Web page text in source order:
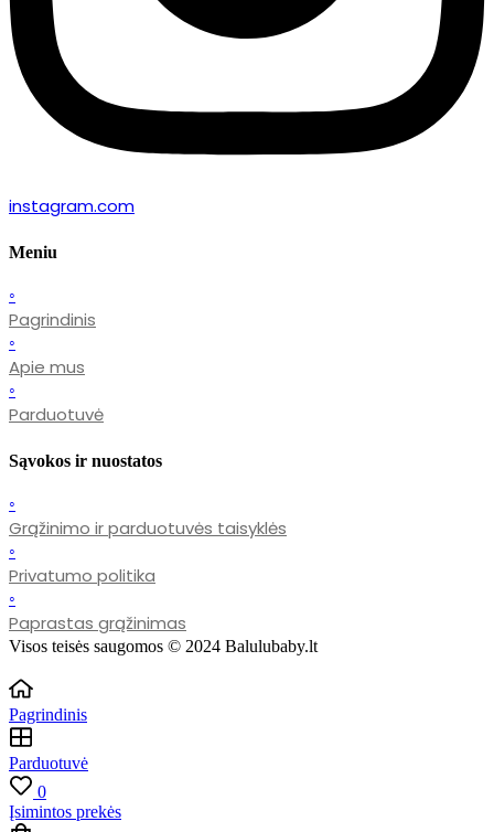
instagram.com
Meniu
◦
Pagrindinis
◦
Apie mus
◦
Parduotuvė
Sąvokos ir nuostatos
◦
Grąžinimo ir parduotuvės taisyklės
◦
Privatumo politika
◦
Paprastas grąžinimas
Visos teisės saugomos © 2024 Balulubaby.lt
Pagrindinis
Parduotuvė
0
Įsimintos prekės